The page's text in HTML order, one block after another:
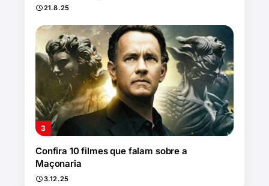
21.8.25
Confira 10 filmes que falam sobre a
Maçonaria
3.12.25